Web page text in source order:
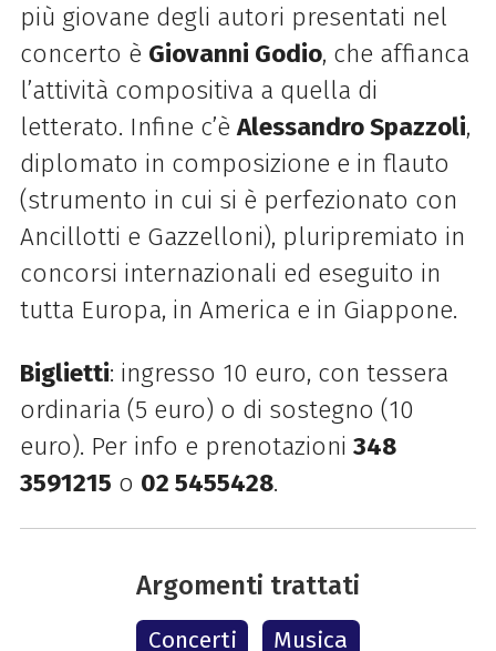
più giovane degli autori presentati nel
concerto è Giovanni Godio, che affianca
l’attività compositiva a quella di
letterato. Infine c’èAlessandro Spazzoli,
diplomato in composizione e in flauto
(strumento in cui si è perfezionato con
Ancillotti e Gazzelloni), pluripremiato in
concorsi internazionali ed eseguito in
tutta Europa, in America e in Giappone.
Biglietti: ingresso 10 euro, con tessera
ordinaria (5 euro) o di sostegno (10
euro). Per info e prenotazioni 348
3591215 o 02 5455428.
Argomenti trattati
Concerti Musica